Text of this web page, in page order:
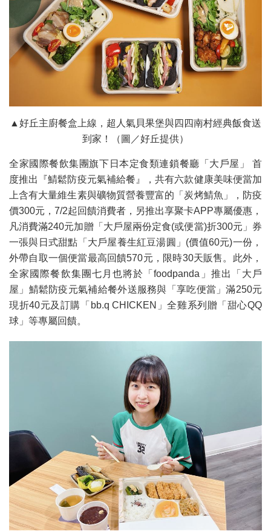
▲好丘主廚餐盒上線，超人氣貝果堡與四四南村經典飯食送
到家！（圖／好丘提供）
全家國際餐飲集團旗下日本定食類連鎖餐廳「大戶屋」 首
度推出『鯖鬆防疫元氣補給餐』，共有六款健康美味便當加
上含有大量維生素與礦物質營養豐富的「炭烤鯖魚」，防疫
價300元，7/2起回饋消費者，另推出享聚卡APP專屬優惠，
凡消費滿240元加贈「大戶屋兩份定食(或便當)折300元」券
一張與日式甜點「大戶屋養生紅豆湯圓」(價值60元)一份，
外帶自取一個便當最高回饋570元，限時30天販售。此外，
全家國際餐飲集團七月也將於「foodpanda」推出「大戶
屋」鯖鬆防疫元氣補給餐外送服務與「享吃便當」滿250元
現折40元及訂購「bb.q CHICKEN」全雞系列贈「甜心QQ
球」等專屬回饋。